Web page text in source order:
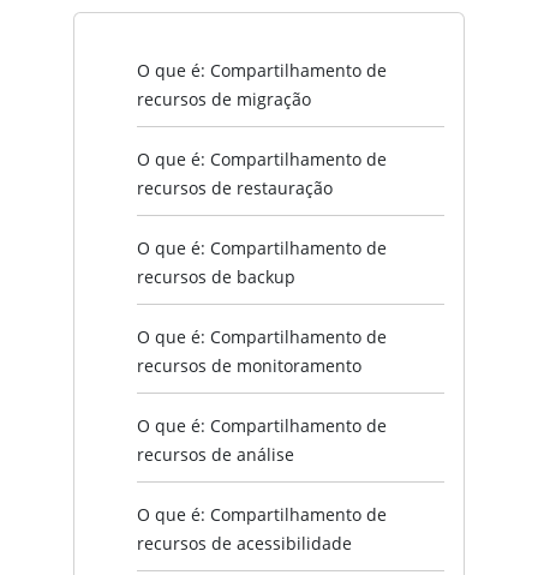
O que é: Compartilhamento de
recursos de migração
O que é: Compartilhamento de
recursos de restauração
O que é: Compartilhamento de
recursos de backup
O que é: Compartilhamento de
recursos de monitoramento
O que é: Compartilhamento de
recursos de análise
O que é: Compartilhamento de
recursos de acessibilidade